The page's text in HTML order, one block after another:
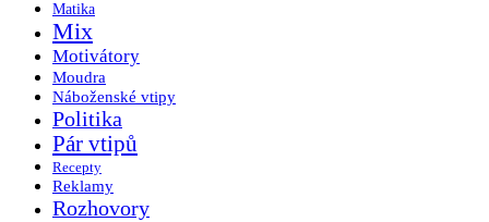
Matika
Mix
Motivátory
Moudra
Náboženské vtipy
Politika
Pár vtipů
Recepty
Reklamy
Rozhovory